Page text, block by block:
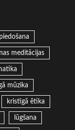
meditācijas
mūzika
kristīgā ētika
lūgšana